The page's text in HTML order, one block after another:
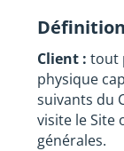
Client : tout
physique
suivants du
visite le Site
générales.